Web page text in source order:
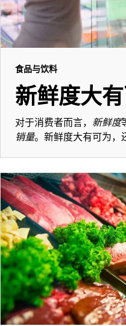
食品与饮料
新鲜度大
对于消费者而言， 新鲜度
销量。新鲜度大有可为，